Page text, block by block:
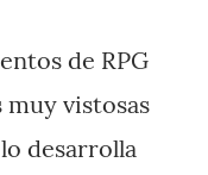
de RPG
muy vistosas
desarrolla